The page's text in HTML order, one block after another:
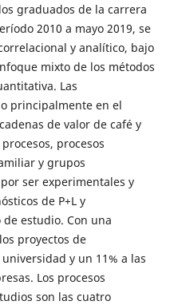
graduados de la carrera
2010 a mayo 2019, se
y analítico, bajo
mixto de los métodos
Las
principalmente en el
de valor de café y
procesos
y grupos
ser experimentales y
de P+L y
estudio. Con una
proyectos de
y un 11% a las
Los procesos
son las cuatro